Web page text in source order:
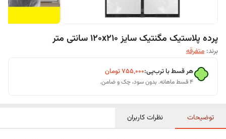
پرده پلاستیک مگنتیک سایز 120x210 سانتی متر
برند: متفرقه
هر قسط با ترب‌پی:۷۵۵٬۰۰۰تومان
۴ قسط ماهانه. بدون سود، چک و ضامن.
توضیحات نظرات کاربران